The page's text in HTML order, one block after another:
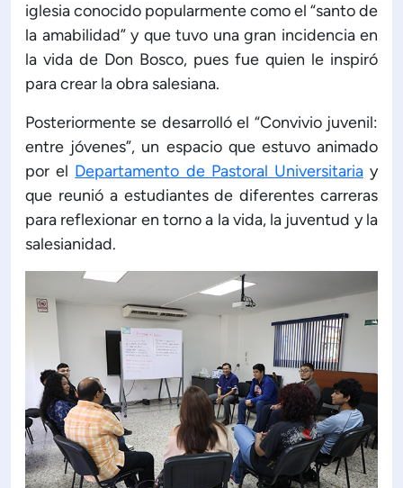
de Ciencia y Tecnología
de Gestión Institucional
de Administración y Finanzas
e Internacionalización
Calidad Académica
Políticas institucionales
Acreditaciones
Boletín de noticias
Línea de tiempo
iglesia conocido popularmente como el “santo de
la amabilidad” y que tuvo una gran incidencia en
la vida de Don Bosco, pues fue quien le inspiró
para crear la obra salesiana.
Posteriormente se desarrolló el “Convivio juvenil:
entre jóvenes”, un espacio que estuvo animado
por el Departamento de Pastoral Universitariay
que reunió a estudiantes de diferentes carreras
para reflexionar en torno a la vida, la juventud y la
salesianidad.